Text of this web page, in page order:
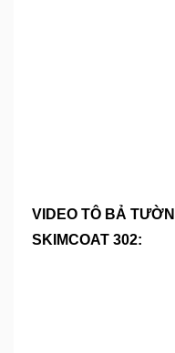
VIDEO TÔ BẢ
SKIMCOAT 302: